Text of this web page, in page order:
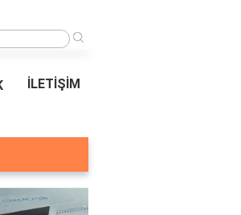
İLETİŞİM